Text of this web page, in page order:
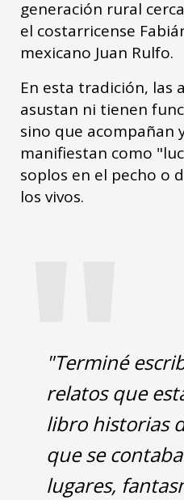
generación rural
el costarricense
mexicano Juan Rulfo.
En esta tradición, las
asustan ni tienen
sino que acompañan
manifiestan como
soplos en el pecho o
los vivos.
"
"Terminé
relatos que
libro historias
que se
lugares,